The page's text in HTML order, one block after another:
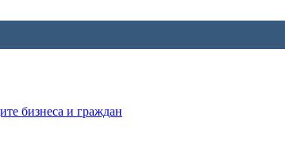
бизнеса и граждан